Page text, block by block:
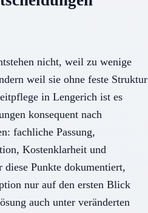
nicht, weil zu wenige
weil sie ohne feste Struktur
in Lengerich ist es
konsequent nach
fachliche Passung,
Kostenklarheit und
Punkte dokumentiert,
nur auf den ersten Blick
auch unter veränderten